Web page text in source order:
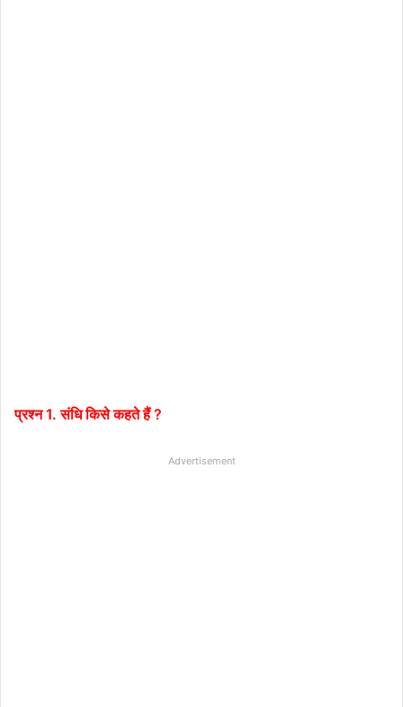
प्रश्न 1. संधि किसे कहते हैं ?
Advertisement